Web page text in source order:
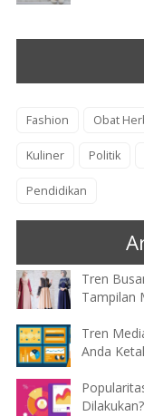
Fashion Obat
Kuliner Politik
Pendidikan
Tren
Tampilan
Tren
Anda
Dilakukan?